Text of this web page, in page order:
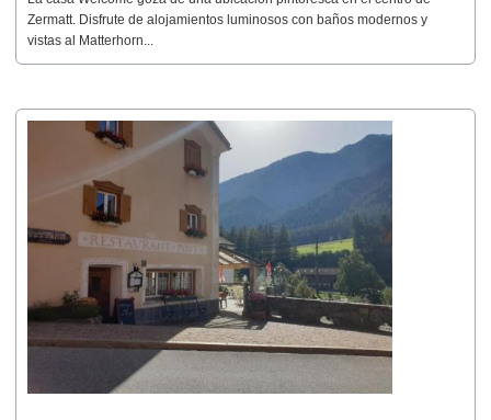
Zermatt. Disfrute de alojamientos luminosos con baños modernos y
vistas al Matterhorn...